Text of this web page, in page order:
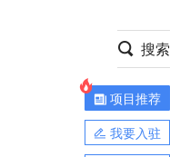
搜索
项目推荐
我要入驻